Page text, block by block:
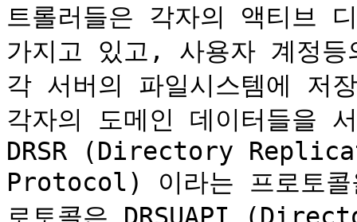
트롤러들은 각자의 액티브
가지고 있고, 사용자 계정
각 서버의 파일시스템에 저
각자의 도메인 데이터들을
DRSR (Directory
Protocol) 이라는 프로토콜